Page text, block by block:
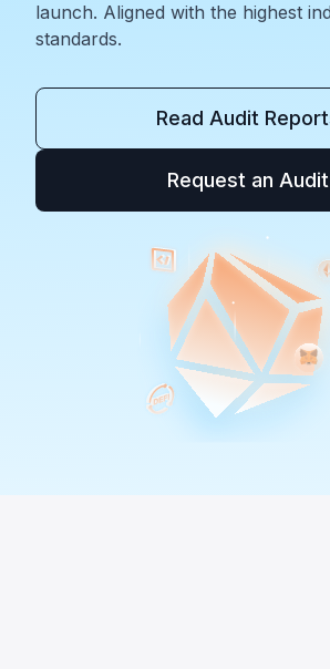
launch. Aligned with the highest
standards.
Read Audit
Request an Audit